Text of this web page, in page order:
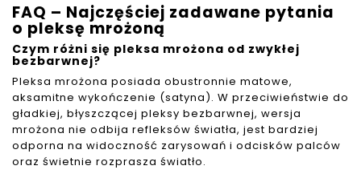
FAQ – Najczęściej zadawane pytania
o pleksę mrożoną
Czym różni się pleksa mrożona od zwykłej
bezbarwnej?
Pleksa mrożona posiada obustronnie matowe,
aksamitne wykończenie (satyna). W przeciwieństwie do
gładkiej, błyszczącej pleksy bezbarwnej, wersja
mrożona nie odbija refleksów światła, jest bardziej
odporna na widoczność zarysowań i odcisków palców
oraz świetnie rozprasza światło.